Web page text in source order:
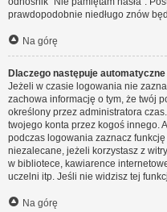
prawdopodobnie niedługo znów
Na górę
Dlaczego następuje
Jeżeli w czasie logowania nie
zachowa informację o tym, że twój
określony przez administratora
twojego konta przez kogoś innego.
podczas logowania zaznacz funkcję
niezalecane, jeżeli korzystasz z
w bibliotece, kawiarence
uczelni itp. Jeśli nie widzisz tej
Na górę